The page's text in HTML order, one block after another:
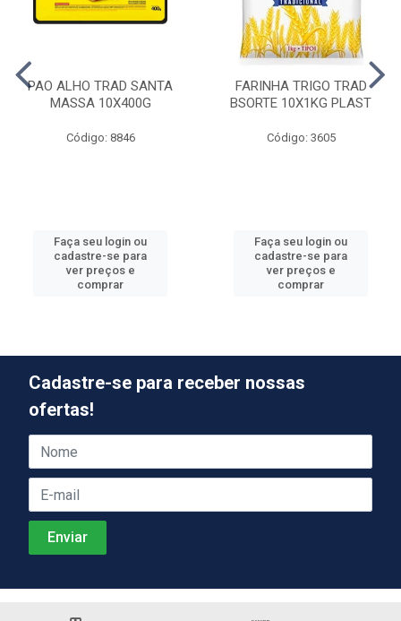
PAO ALHO TRAD SANTA
MASSA 10X400G
Código: 8846
Faça seu login ou
cadastre-se para
ver preços e
comprar
FARINHA TRIGO TRAD
BSORTE 10X1KG PLAST
Código: 3605
Faça seu login ou
cadastre-se para
ver preços e
comprar
Cadastre-se para receber nossas
ofertas!